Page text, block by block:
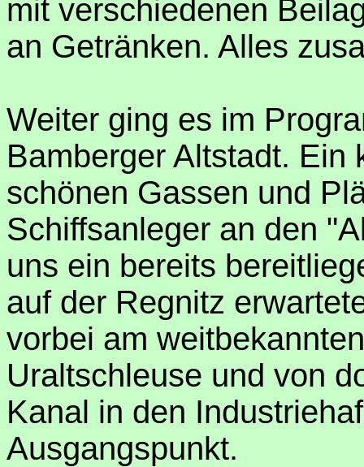
mit verschiedenen
an Getränken. Alles
Weiter ging es im
Bamberger Altstadt. Ein
schönen Gassen und
Schiffsanleger an den
uns ein bereits
auf der Regnitz
vorbei am
Uraltschleuse und von
Kanal in den
Ausgangspunkt.